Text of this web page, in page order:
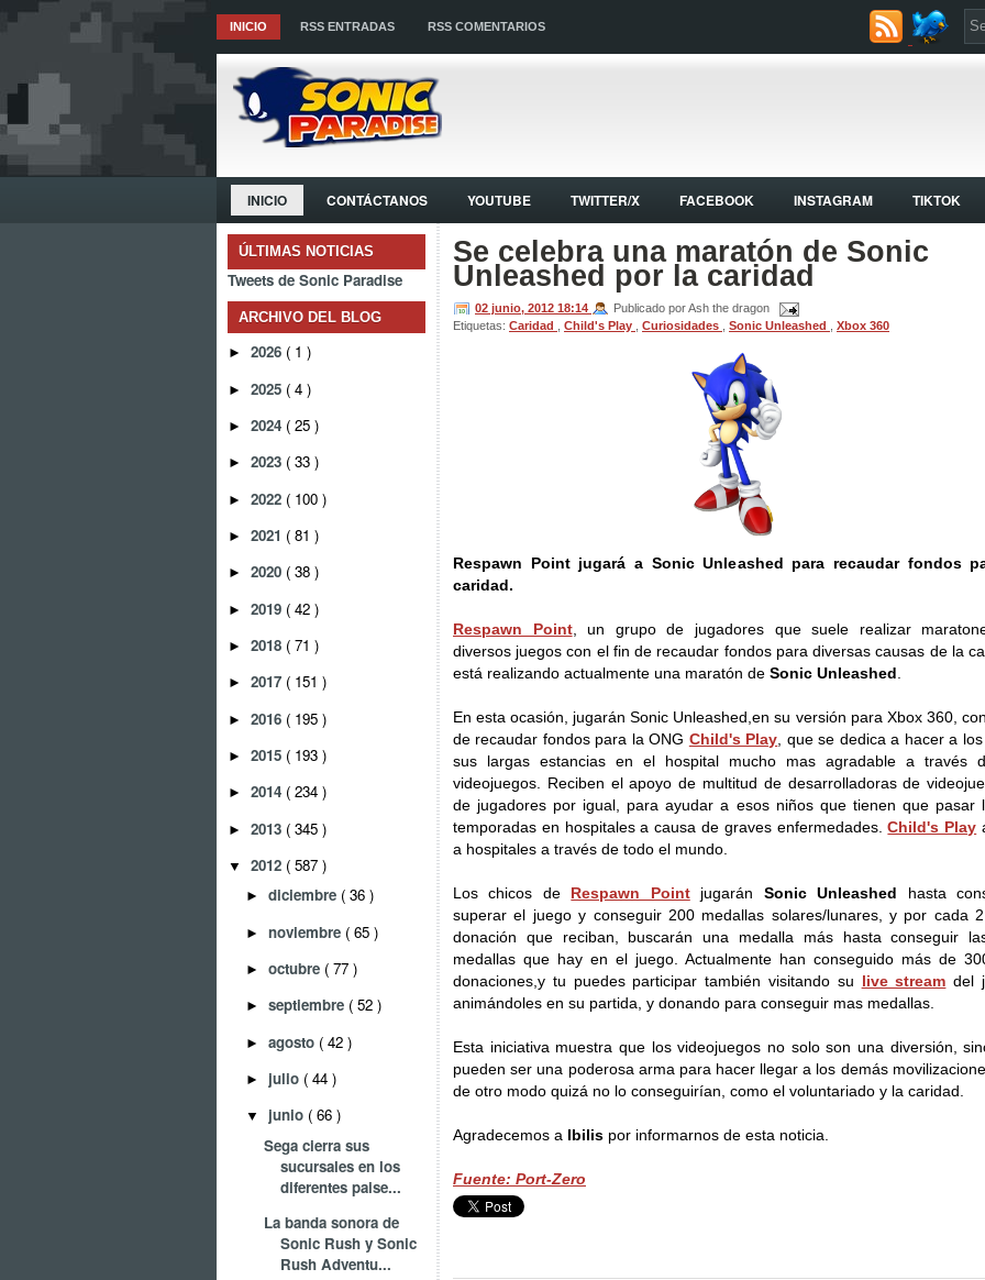
INICIO RSS ENTRADAS RSS COMENTARIOS
INICIO CONTÁCTANOS YOUTUBE TWITTER/X FACEBOOK INSTAGRAM TIKTOK
ÚLTIMAS NOTICIAS
Tweets de Sonic Paradise
ARCHIVO DEL BLOG
► 2026 ( 1 )
► 2025 ( 4 )
► 2024 ( 25 )
► 2023 ( 33 )
► 2022 ( 100 )
► 2021 ( 81 )
► 2020 ( 38 )
► 2019 ( 42 )
► 2018 ( 71 )
► 2017 ( 151 )
► 2016 ( 195 )
► 2015 ( 193 )
► 2014 ( 234 )
► 2013 ( 345 )
▼ 2012 ( 587 )
► diciembre ( 36 )
► noviembre ( 65 )
► octubre ( 77 )
► septiembre ( 52 )
► agosto ( 42 )
► julio ( 44 )
▼ junio ( 66 )
Sega cierra sus
sucursales en los
diferentes paise...
La banda sonora de
Sonic Rush y Sonic
Rush Adventu...
Se celebra una maratón de Sonic
Unleashed por la caridad
02 junio, 2012 18:14
Publicado por Ash the dragon
Etiquetas: Caridad Child's Play Curiosidades Sonic Unleashed Xbox 360
Respawn Point jugará a Sonic Unleashed para recaudar fondos
caridad.
Respawn Point, un grupo de jugadores que suele realizar
diversos juegos con el fin de recaudar fondos para diversas causas de la
está realizando actualmente una maratón de Sonic Unleashed
En esta ocasión, jugarán Sonic Unleashed,en su versión para Xbox 360,
de recaudar fondos para la ONG Child's Play , que se dedica a hacer a
sus largas estancias en el hospital mucho mas agradable a través
videojuegos. Reciben el apoyo de multitud de desarrolladoras de
de jugadores por igual, para ayudar a esos niños que tienen que pasar
temporadas en hospitales a causa de graves enfermedades.Child's Play
a hospitales a través de todo el mundo.
Los chicos de Respawn Pointjugarán Sonic Unleashed hasta
superar el juego y conseguir 200 medallas solares/lunares, y por cada
donación que reciban, buscarán una medalla más hasta conseguir
medallas que hay en el juego. Actualmente han conseguido más de
donaciones,y tu puedes participar también visitando su live stream del
animándoles en su partida, y donando para conseguir mas medallas.
Esta iniciativa muestra que los videojuegos no solo son una diversión,
pueden ser una poderosa arma para hacer llegar a los demás
de otro modo quizá no lo conseguirían, como el voluntariado y la caridad.
Agradecemos a Ibilis por informarnos de esta noticia.
Fuente: Port-Zero